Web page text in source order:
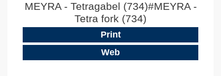
MEYRA - Tetragabel (734)#MEYRA -
Tetra fork (734)
Print
Web